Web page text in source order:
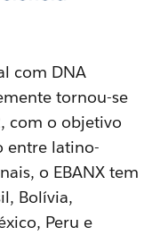
com DNA
tornou-se
com o objetivo
entre latino-
o EBANX tem
Bolívia,
Peru e